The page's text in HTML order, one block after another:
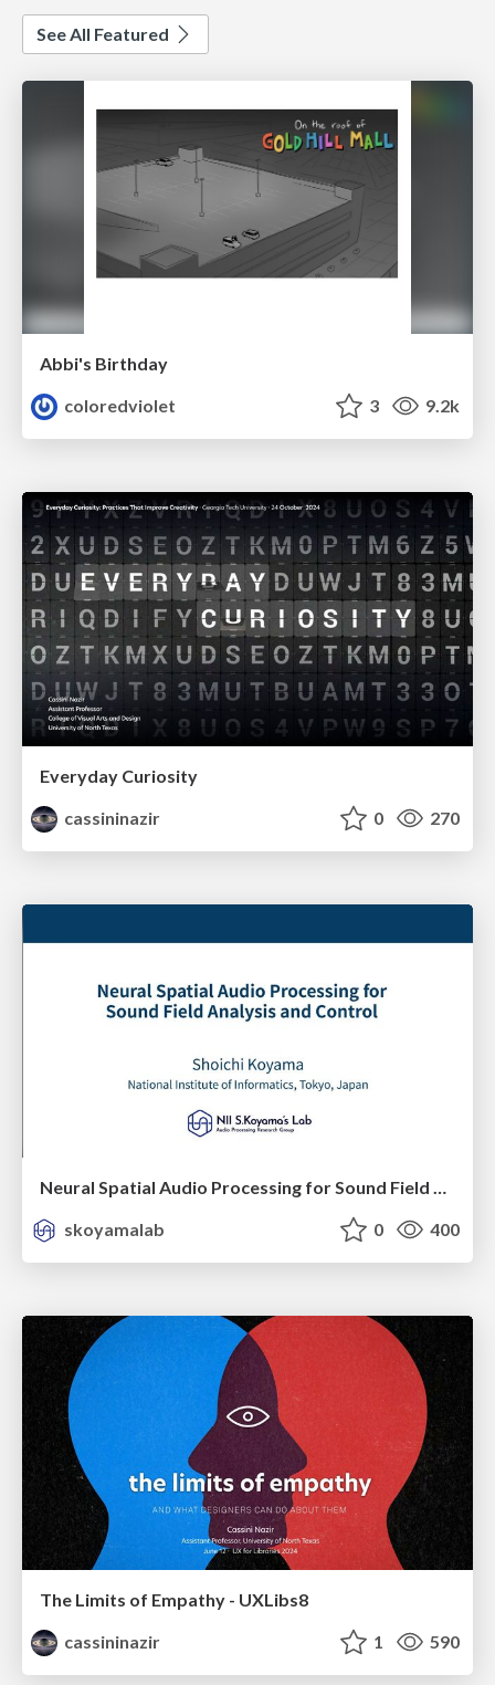
See All Featured
Abbi's Birthday
coloredviolet
3 9.2k
Everyday Curiosity
cassininazir
0 270
Neural Spatial Audio Processing for Sound Field Analysis and Control
skoyamalab
0 400
The Limits of Empathy - UXLibs8
cassininazir
1 590